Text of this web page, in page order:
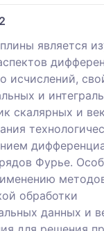
является
исчислений,
и
скалярных и
Фурье.
обработки
данных и